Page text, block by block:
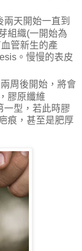
兩天開始一直到
組織(一開始為
管新生的產
。慢慢的表皮
周後開始，將會
膠原纖維
一型，若此時膠
痕，甚至是肥厚